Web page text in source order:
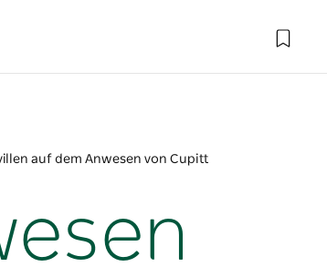
auf dem Anwesen von Cupitt